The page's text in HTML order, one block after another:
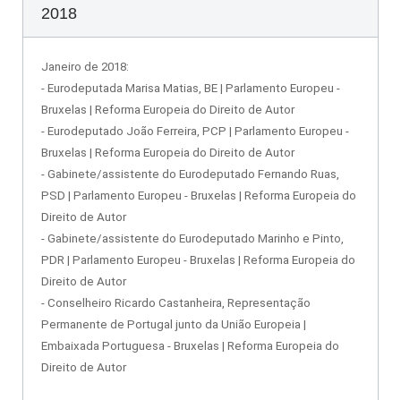
2018
Janeiro de 2018:
- Eurodeputada Marisa Matias, BE | Parlamento Europeu -
Bruxelas | Reforma Europeia do Direito de Autor
- Eurodeputado João Ferreira, PCP | Parlamento Europeu -
Bruxelas | Reforma Europeia do Direito de Autor
- Gabinete/assistente do Eurodeputado Fernando Ruas,
PSD | Parlamento Europeu - Bruxelas | Reforma Europeia do
Direito de Autor
- Gabinete/assistente do Eurodeputado Marinho e Pinto,
PDR | Parlamento Europeu - Bruxelas | Reforma Europeia do
Direito de Autor
- Conselheiro Ricardo Castanheira, Representação
Permanente de Portugal junto da União Europeia |
Embaixada Portuguesa - Bruxelas | Reforma Europeia do
Direito de Autor